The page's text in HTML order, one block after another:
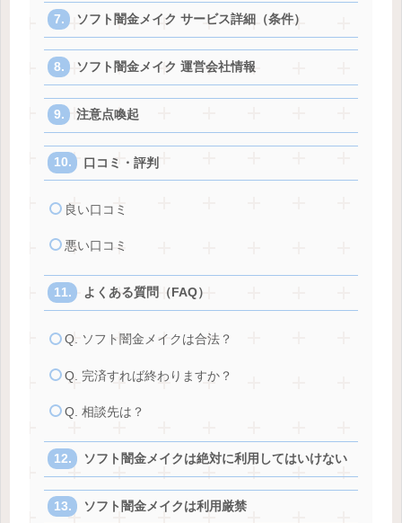
ソフト闇金メイク サービス詳細（条件）
ソフト闇金メイク 運営会社情報
注意点喚起
口コミ・評判
良い口コミ
悪い口コミ
よくある質問（FAQ）
Q. ソフト闇金メイクは合法？
Q. 完済すれば終わりますか？
Q. 相談先は？
ソフト闇金メイクは絶対に利用してはいけない
ソフト闇金メイクは利用厳禁